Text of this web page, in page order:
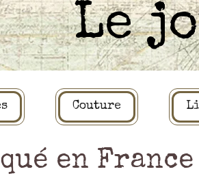
Le
Couture
en France